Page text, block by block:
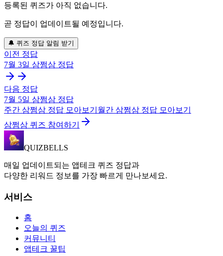
등록된 퀴즈가 아직 없습니다.
곧 정답이 업데이트될 예정입니다.
🔔 퀴즈 정답 알림 받기
이전 정답
7월 3일 삼쩜삼 정답
다음 정답
7월 5일 삼쩜삼 정답
주간 삼쩜삼 정답 모아보기 월간 삼쩜삼 정답 모아보기
삼쩜삼 퀴즈 참여하기
QUIZBELLS
매일 업데이트되는 앱테크 퀴즈 정답과
다양한 리워드 정보를 가장 빠르게 만나보세요.
서비스
홈
오늘의 퀴즈
커뮤니티
앱테크 꿀팁